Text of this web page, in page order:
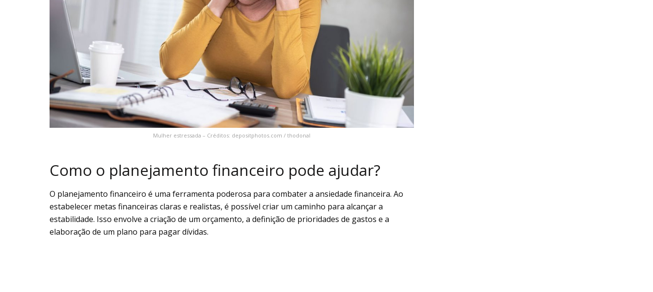
Mulher estressada – Créditos: depositphotos.com / thodonal
Como o planejamento financeiro pode ajudar?
O planejamento financeiro é uma ferramenta poderosa para combater a ansiedade financeira. Ao
estabelecer metas financeiras claras e realistas, é possível criar um caminho para alcançar a
estabilidade. Isso envolve a criação de um orçamento, a definição de prioridades de gastos e a
elaboração de um plano para pagar dívidas.